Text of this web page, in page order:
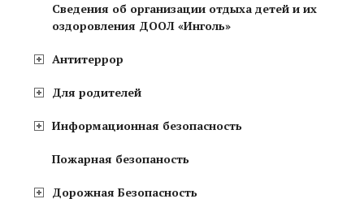
Сведения об организации отдыха детей и их
оздоровления ДООЛ «Инголь»
Антитеррор
Для родителей
Информационная безопасность
Пожарная безопаность
Дорожная Безопасность